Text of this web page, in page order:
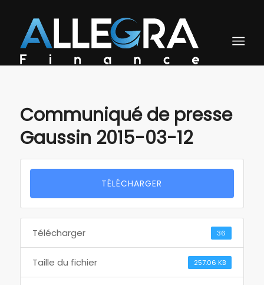
Communiqué de presse
Gaussin 2015-03-12
TÉLÉCHARGER
Télécharger 36
Taille du fichier 257.06 KB